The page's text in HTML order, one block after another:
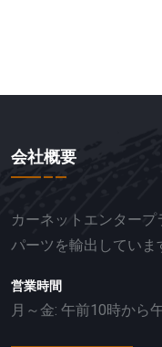
会社概要
カーネットエンター
パーツを輸出していま
営業時間
月～金: 午前10時から